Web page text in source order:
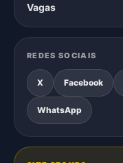
Vagas
REDES SOCIAIS
X Facebook
WhatsApp